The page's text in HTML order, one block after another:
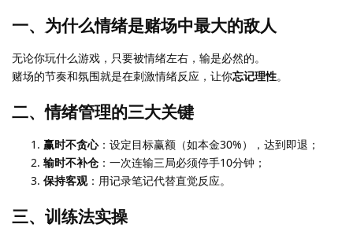
一、为什么情绪是赌场中最大的敌人
无论你玩什么游戏，只要被情绪左右，输是必然的。
赌场的节奏和氛围就是在刺激情绪反应，让你忘记理性。
二、情绪管理的三大关键
赢时不贪心：设定目标赢额（如本金30%），达到即退；
输时不补仓 ：一次连输三局必须停手10分钟；
保持客观：用记录笔记代替直觉反应。
三、训练法实操